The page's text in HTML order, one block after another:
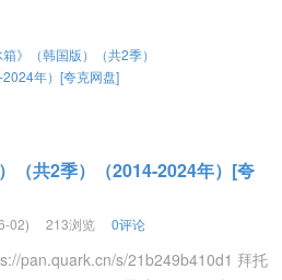
（共2季）（2014-2024年）[夸
02) 213浏览 0评论
pan.quark.cn/s/21b249b410d1 拜托